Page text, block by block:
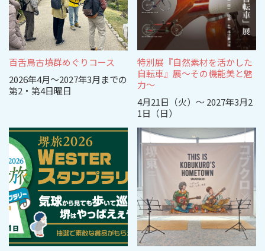
百舌鳥古墳群めぐりコース
2026年4月～2027年3月までの
第2・第4日曜日
特別展『自然素材を活かした
自転車』展～その機能美と魅
力～
4月21日（火）～ 2027年3月2
1日（日）